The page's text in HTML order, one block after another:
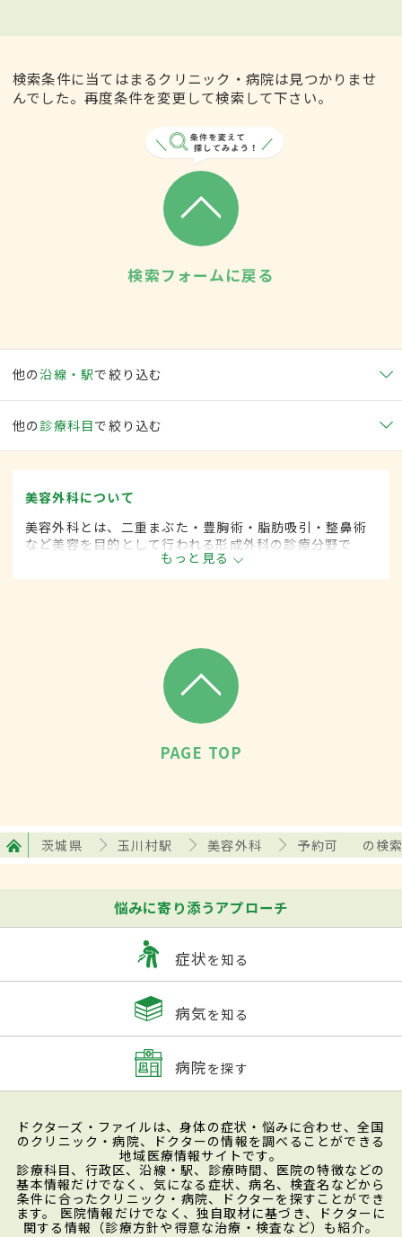
検索条件に当てはまるクリニック・病院は見つかりませ
んでした。再度条件を変更して検索して下さい。
検索フォームに戻る
他の沿線・駅で絞り込む
他の 診療科目で絞り込む
美容外科について
美容外科とは、二重まぶた・豊胸術・脂肪吸引・整鼻術
など美容を目的として行われる形成外科の診療分野で
もっと見る
PAGE TOP
茨城県 玉川村駅 美容外科 予約可 の検
悩みに寄り添うアプローチ
症状を知る
病気を知る
病院を探す
ドクターズ・ファイルは、身体の症状・悩みに合わせ、全国
のクリニック・病院、ドクターの情報を調べることができる
地域医療情報サイトです。
診療科目、行政区、沿線・駅、診療時間、医院の特徴などの
基本情報だけでなく、気になる症状、病名、検査名などから
条件に合ったクリニック・病院、ドクターを探すことができ
ます。 医院情報だけでなく、独自取材に基づき、ドクターに
関する情報（診療方針や得意な治療・検査など）も紹介。